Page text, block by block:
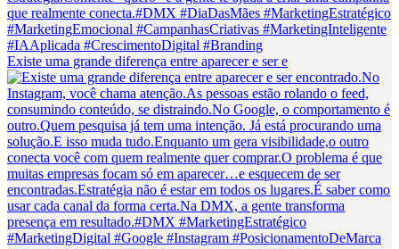
Existe uma grande diferença entre aparecer e ser e